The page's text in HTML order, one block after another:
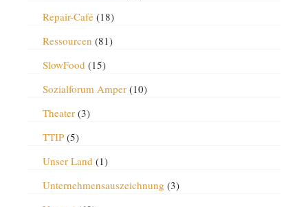
Repair-Café(18)
Ressourcen (81)
SlowFood (15)
Sozialforum Amper(10)
Theater(3)
TTIP(5)
Unser Land (1)
Unternehmensauszeichnung (3)